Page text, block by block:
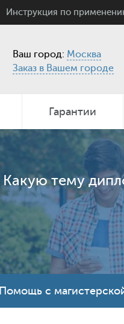
Инструкция по
Ваш город: Москва
Заказ в Вашем городе
Гарантии
Какую тему
Помощь с